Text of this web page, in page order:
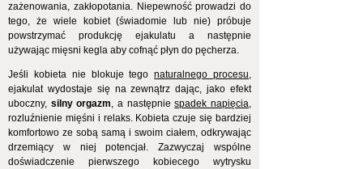
zażenowania, zakłopotania. Niepewność prowadzi do
tego, że wiele kobiet (świadomie lub nie) próbuje
powstrzymać produkcję ejakulatu a następnie
używając mięsni kegla aby cofnąć płyn do pęcherza.
Jeśli kobieta nie blokuje tegonaturalnego procesu,
ejakulat wydostaje się na zewnątrz dając, jako efekt
uboczny, silny orgazm, a następniespadek napięcia,
rozluźnienie mięśni i relaks. Kobieta czuje się bardziej
komfortowo ze sobą samą i swoim ciałem, odkrywając
drzemiący w niej potencjał. Zazwyczaj wspólne
doświadczenie pierwszego kobiecego wytrysku